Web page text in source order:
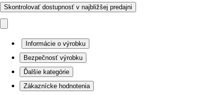
Skontrolovať dostupnosť v najbližšej predajni
Informácie o výrobku
Bezpečnosť výrobku
Ďalšie kategórie
Zákaznícke hodnotenia